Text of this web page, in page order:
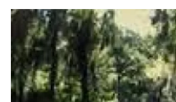
ARTISTI
CONCERTI
SHOP
RADIO